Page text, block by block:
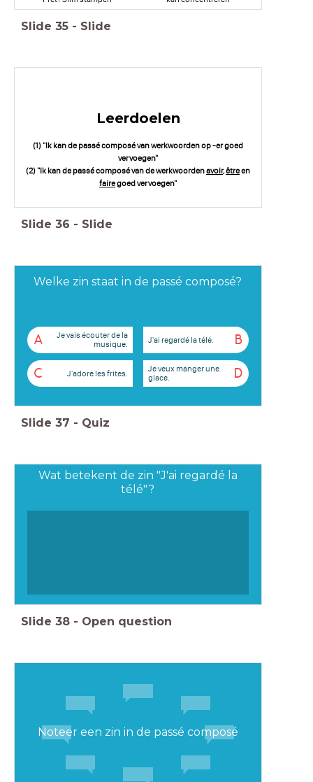
Slide 35 - Slide
Leerdoelen
(1) "Ik kan de passé composé van werkwoorden op -er goed
vervoegen"
(2) "Ik kan de passé composé van de werkwoordenavoir,êtreen
fairegoed vervoegen"
Slide 36 - Slide
Welke zin staat in de passé composé?
A
Je vais écouter de la
musique.
B
J'ai regardé la télé.
C J'adore les frites. D
Je veux manger une
glace.
Slide 37 - Quiz
Wat betekent de zin "J'ai regardé la
télé"?
Slide 38 - Open question
Noteer een zin in de passé composé